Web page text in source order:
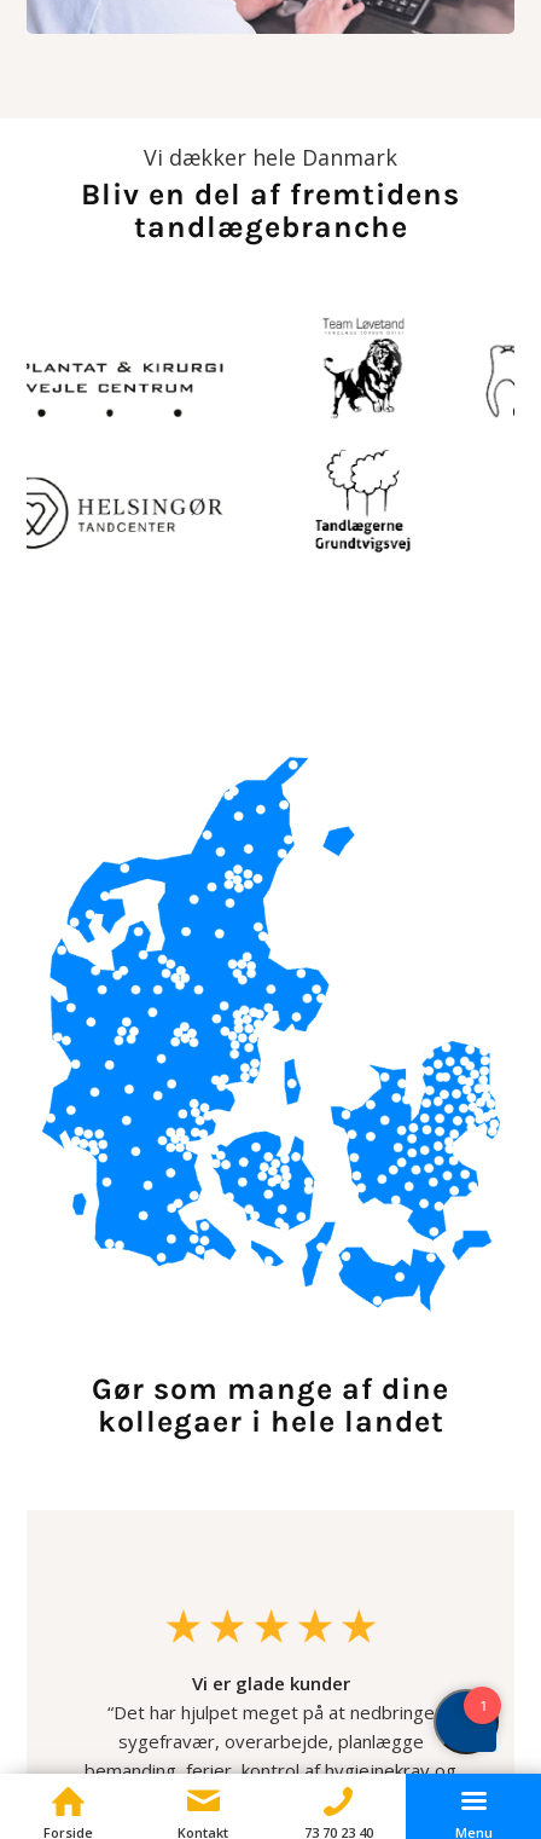
Vi dækker hele Danmark
Bliv en del af fremtidens
tandlægebranche
Gør som mange af dine
kollegaer i hele landet
Vi er glade kunder
“Det har hjulpet meget på at nedbringe
sygefravær, overarbejde, planlægge
bemanding, ferier, kontrol af hygiejnekrav og
onboarde medarbejdere.”
Forside Kontakt 73 70 23 40 Menu